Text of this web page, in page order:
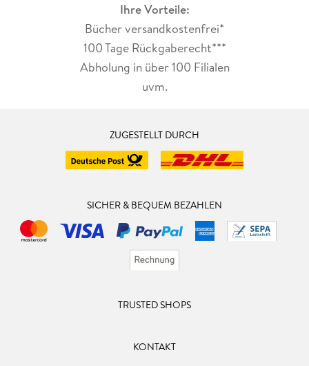
Ihre Vorteile:
Bücher versandkostenfrei*
100 Tage Rückgaberecht***
Abholung in über 100 Filialen
uvm.
ZUGESTELLT DURCH
SICHER & BEQUEM BEZAHLEN
TRUSTED SHOPS
KONTAKT